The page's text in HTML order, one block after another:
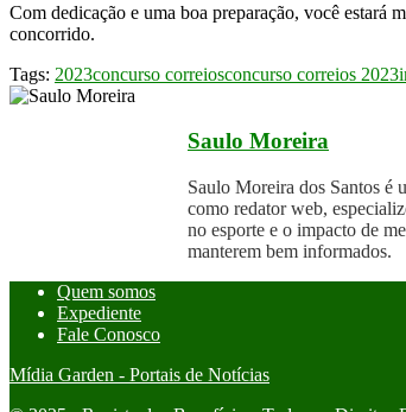
Com dedicação e uma boa preparação, você estará
concorrido.
Tags: 2023concurso correiosconcurso correios 2023
Saulo Moreira
Saulo Moreira dos Santos é
como redator web,
no esporte e o impacto de
manterem bem informados.
Quem somos
Expediente
Fale Conosco
Mídia Garden - Portais de Notícias